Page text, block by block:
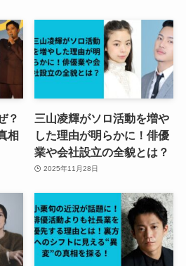
？
相
三山凌輝がソロ活動を増や
した理由が明らかに！俳優
業や会社設立の全貌とは？
2025年11月28日